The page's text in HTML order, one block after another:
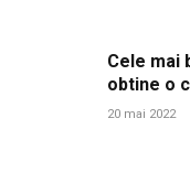
Cele mai
obtine o
20 mai 2022